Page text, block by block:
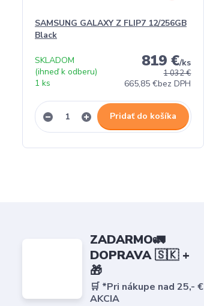
SAMSUNG GALAXY Z FLIP7 12/256GB
Black
1 032 €
819 €/ks
665,85 €bez DPH
SKLADOM
(ihneď k odberu)
1 ks
Pridať do košíka
ZADARMO🚛
DOPRAVA 🇸🇰 +
🎁
🛒 *Pri nákupe nad 25,- €
AKCIA